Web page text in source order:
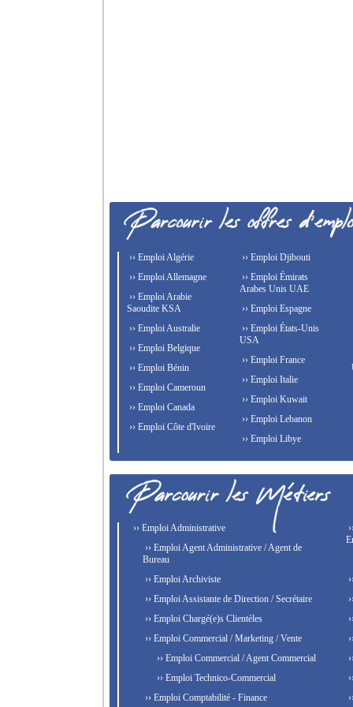
›› Emploi Algérie
›› Emploi Allemagne
›› Emploi Arabie
Saoudite KSA
›› Emploi Australie
›› Emploi Belgique
›› Emploi Bénin
›› Emploi Cameroun
›› Emploi Canada
›› Emploi Côte d'Ivoire
›› Emploi Djibouti
›› Emploi Émirats
Arabes Unis UAE
›› Emploi Espagne
›› Emploi États-Unis
USA
›› Emploi France
›› Emploi Italie
›› Emploi Kuwait
›› Emploi Lebanon
›› Emploi Libye
›› Emploi Administrative
›› Emploi Agent Administrative / Agent de
Bureau
›› Emploi Archiviste
›› Emploi Assistante de Direction / Secrétaire
›› Emploi Chargé(e)s Clientèles
›› Emploi Commercial / Marketing / Vente
›› Emploi Commercial / Agent Commercial
›› Emploi Technico-Commercial
›› Emploi Comptabilité - Finance